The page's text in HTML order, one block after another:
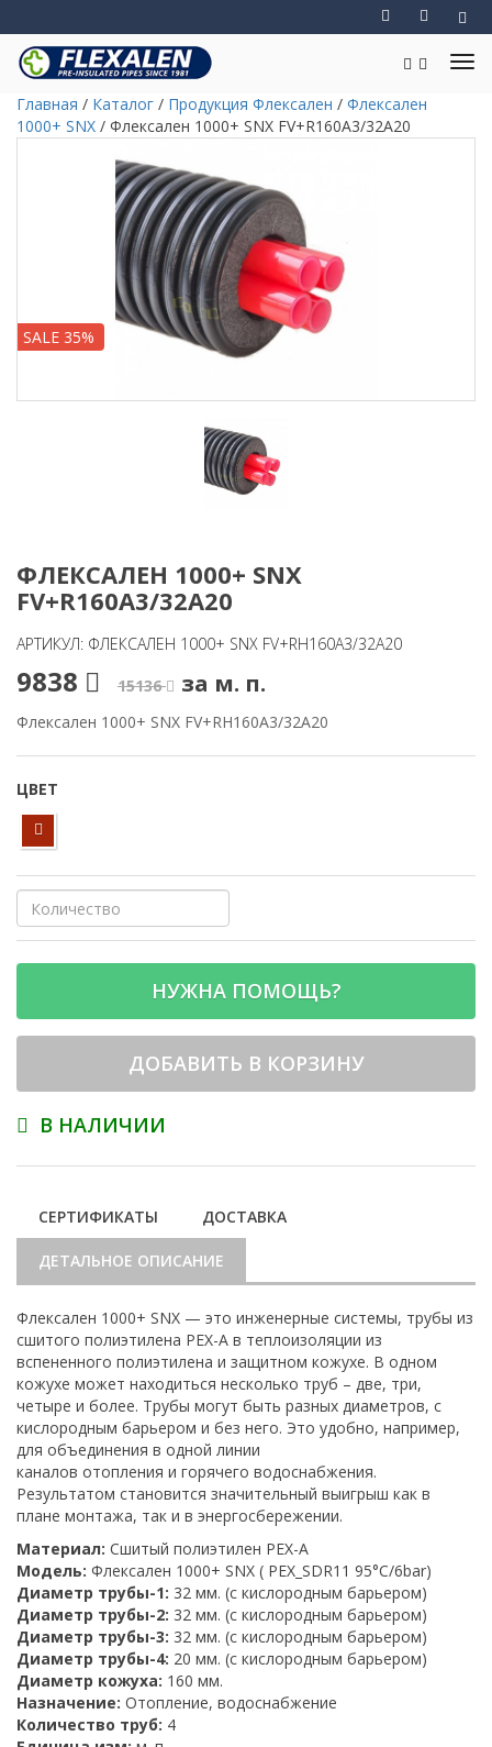
Главная / Каталог / Продукция Флексален / Флексален
1000+ SNX / Флексален 1000+ SNX FV+R160A3/32A20
SALE 35%
ФЛЕКСАЛЕН 1000+ SNX
FV+R160A3/32A20
АРТИКУЛ: ФЛЕКСАЛЕН 1000+ SNX FV+RH160A3/32A20
9838 15136 за м. п.
Флексален 1000+ SNX FV+RH160A3/32A20
ЦВЕТ
НУЖНА ПОМОЩЬ?
ДОБАВИТЬ В КОРЗИНУ
В НАЛИЧИИ
СЕРТИФИКАТЫ ДОСТАВКА
ДЕТАЛЬНОЕ ОПИСАНИЕ
Флексален 1000+ SNX — это инженерные системы, трубы из
сшитого полиэтилена PEX-A в теплоизоляции из
вспененного полиэтилена и защитном кожухе. В одном
кожухе может находиться несколько труб – две, три,
четыре и более. Трубы могут быть разных диаметров, с
кислородным барьером и без него. Это удобно, например,
для объединения в одной линии
каналов отопления и горячего водоснабжения.
Результатом становится значительный выигрыш как в
плане монтажа, так и в энергосбережении.
Материал: Сшитый полиэтилен PEX-A
Модель: Флексален 1000+ SNX ( PEX_SDR11 95°C/6bar)
Диаметр трубы-1: 32 мм. (с кислородным барьером)
Диаметр трубы-2: 32 мм. (с кислородным барьером)
Диаметр трубы-3: 32 мм. (с кислородным барьером)
Диаметр трубы-4: 20 мм. (с кислородным барьером)
Диаметр кожуха: 160 мм.
Назначение: Отопление, водоснабжение
Количество труб: 4